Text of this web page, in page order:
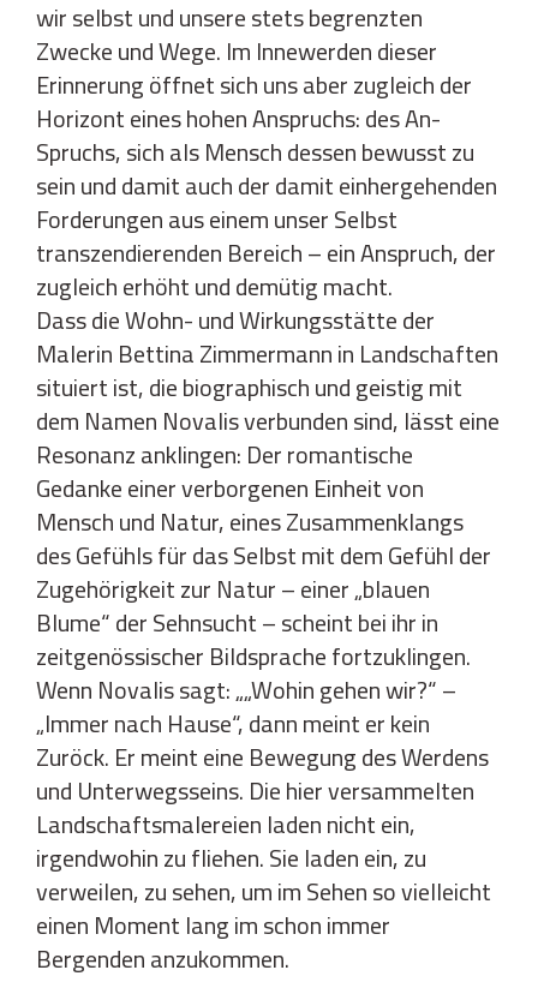
wir selbst und unsere stets begrenzten
Zwecke und Wege. Im Innewerden dieser
Erinnerung öffnet sich uns aber zugleich der
Horizont eines hohen Anspruchs: des An-
Spruchs, sich als Mensch dessen bewusst zu
sein und damit auch der damit einhergehenden
Forderungen aus einem unser Selbst
transzendierenden Bereich – ein Anspruch, der
zugleich erhöht und demütig macht.
Dass die Wohn- und Wirkungsstätte der
Malerin Bettina Zimmermann in Landschaften
situiert ist, die biographisch und geistig mit
dem Namen Novalis verbunden sind, lässt eine
Resonanz anklingen: Der romantische
Gedanke einer verborgenen Einheit von
Mensch und Natur, eines Zusammenklangs
des Gefühls für das Selbst mit dem Gefühl der
Zugehörigkeit zur Natur – einer „blauen
Blume“ der Sehnsucht – scheint bei ihr in
zeitgenössischer Bildsprache fortzuklingen.
Wenn Novalis sagt: „„Wohin gehen wir?“ –
„Immer nach Hause“, dann meint er kein
Zuröck. Er meint eine Bewegung des Werdens
und Unterwegsseins. Die hier versammelten
Landschaftsmalereien laden nicht ein,
irgendwohin zu fliehen. Sie laden ein, zu
verweilen, zu sehen, um im Sehen so vielleicht
einen Moment lang im schon immer
Bergenden anzukommen.